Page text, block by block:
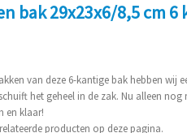
bak 29x23x6/8,5 cm
van deze 6-kantige bak hebben wij
het geheel in de zak. Nu alleen nog
en klaar!
producten op deze pagina.